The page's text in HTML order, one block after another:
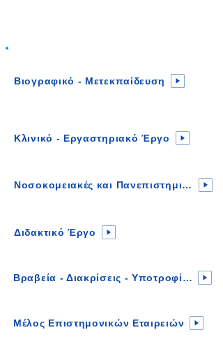
Βιογραφικό - Μετεκπαίδευση
Κλινικό - Εργαστηριακό Έργο
Νοσοκομειακές και Πανεπιστημιακές Θέσεις
Διδακτικό Έργο
Βραβεία - Διακρίσεις - Υποτροφίες
Μέλος Επιστημονικών Εταιρειών